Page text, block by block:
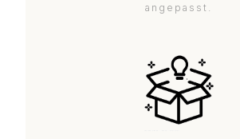
angepasst.